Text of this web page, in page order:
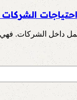
داخل الشركات.